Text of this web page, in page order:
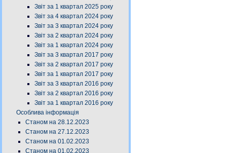
Звіт за 1 квартал 2025 року
Звіт за 4 квартал 2024 року
Звіт за 3 квартал 2024 року
Звіт за 2 квартал 2024 року
Звіт за 1 квартал 2024 року
Звіт за 3 квартал 2017 року
Звіт за 2 квартал 2017 року
Звіт за 1 квартал 2017 року
Звіт за 3 квартал 2016 року
Звіт за 2 квартал 2016 року
Звіт за 1 квартал 2016 року
Особлива інформація
Станом на 28.12.2023
Станом на 27.12.2023
Станом на 01.02.2023
Станом на 01.02.2023